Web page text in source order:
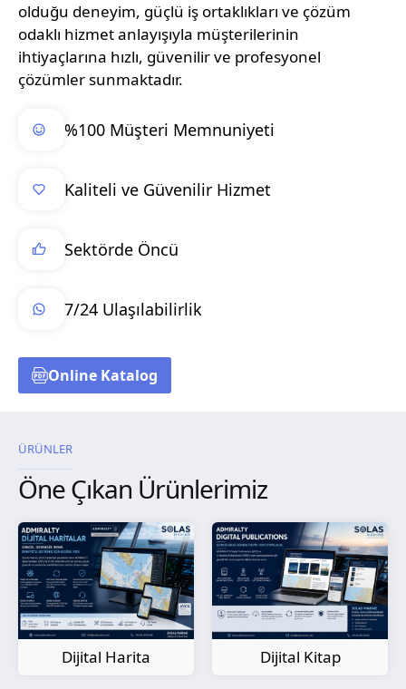
olduğu deneyim, güçlü iş ortaklıkları ve çözüm
odaklı hizmet anlayışıyla müşterilerinin
ihtiyaçlarına hızlı, güvenilir ve profesyonel
çözümler sunmaktadır.
%100 Müşteri Memnuniyeti
Kaliteli ve Güvenilir Hizmet
Sektörde Öncü
7/24 Ulaşılabilirlik
Online Katalog
ÜRÜNLER
Öne Çıkan Ürünlerimiz
Dijital Kitap
Kağıt Harita